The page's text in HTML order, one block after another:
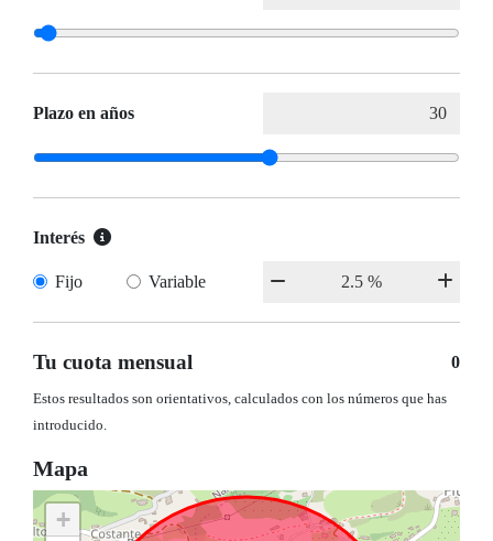
Plazo en años
Interés
Fijo Variable
Tu cuota mensual 0
Estos resultados son orientativos, calculados con los números que has
introducido.
Mapa
+